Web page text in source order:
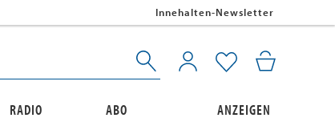
Innehalten-Newsletter
RADIO ABO ANZEIGEN